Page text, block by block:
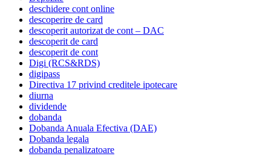
deschidere cont online
descoperire de card
descoperit autorizat de cont – DAC
descoperit de card
descoperit de cont
Digi (RCS&RDS)
digipass
Directiva 17 privind creditele ipotecare
diurna
dividende
dobanda
Dobanda Anuala Efectiva (DAE)
Dobanda legala
dobanda penalizatoare